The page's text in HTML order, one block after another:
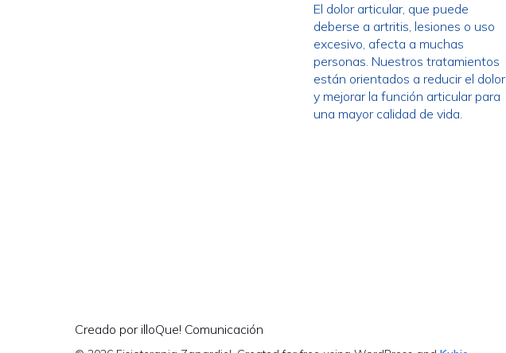
El dolor articular, que puede
deberse a artritis, lesiones o uso
excesivo, afecta a muchas
personas. Nuestros tratamientos
están orientados a reducir el dolor
y mejorar la función articular para
una mayor calidad de vida.
Creado por illoQue! Comunicación